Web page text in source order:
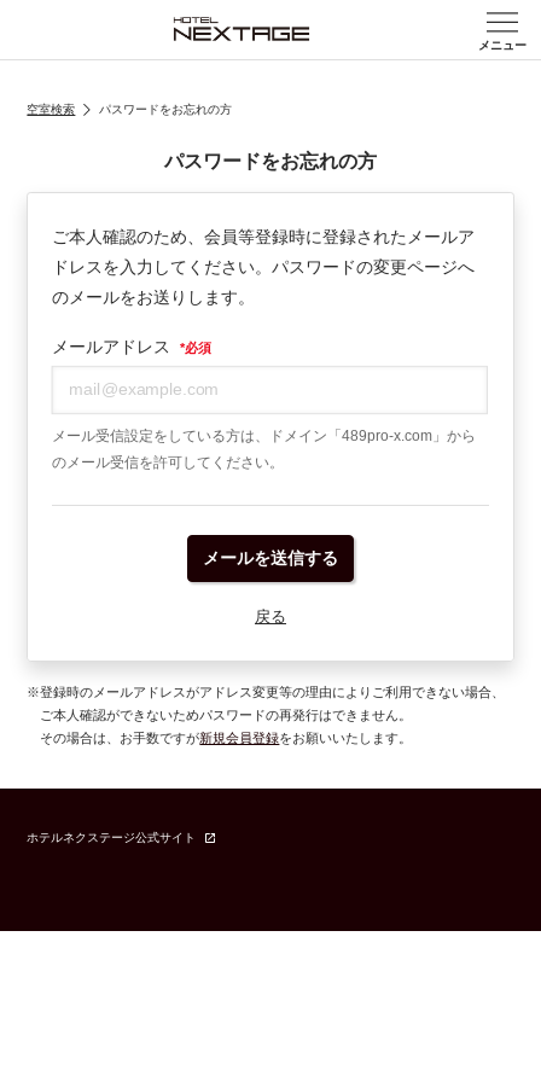
メニュー
空室検索 パスワードをお忘れの方
パスワードをお忘れの方
ご本人確認のため、会員等登録時に登録されたメールア
ドレスを入力してください。パスワードの変更ページへ
のメールをお送りします。
メールアドレス *必須
メール受信設定をしている方は、ドメイン「489pro-x.com」から
のメール受信を許可してください。
メールを送信する
戻る
※登録時のメールアドレスがアドレス変更等の理由によりご利用できない場合、
ご本人確認ができないためパスワードの再発行はできません。
その場合は、お手数ですが新規会員登録をお願いいたします。
ホテルネクステージ公式サイト